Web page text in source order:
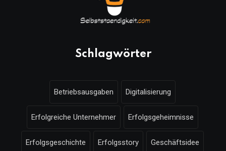
Schlagwörter
Betriebsausgaben Digitalisierung
Erfolgreiche Unternehmer Erfolgsgeheimnisse
Erfolgsgeschichte Erfolgsstory Geschäftsidee